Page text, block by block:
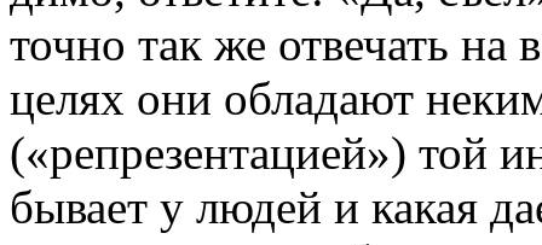
точно так же отвечать
целях они обладают
(«репрезентацией») той
бывает у людей и какая